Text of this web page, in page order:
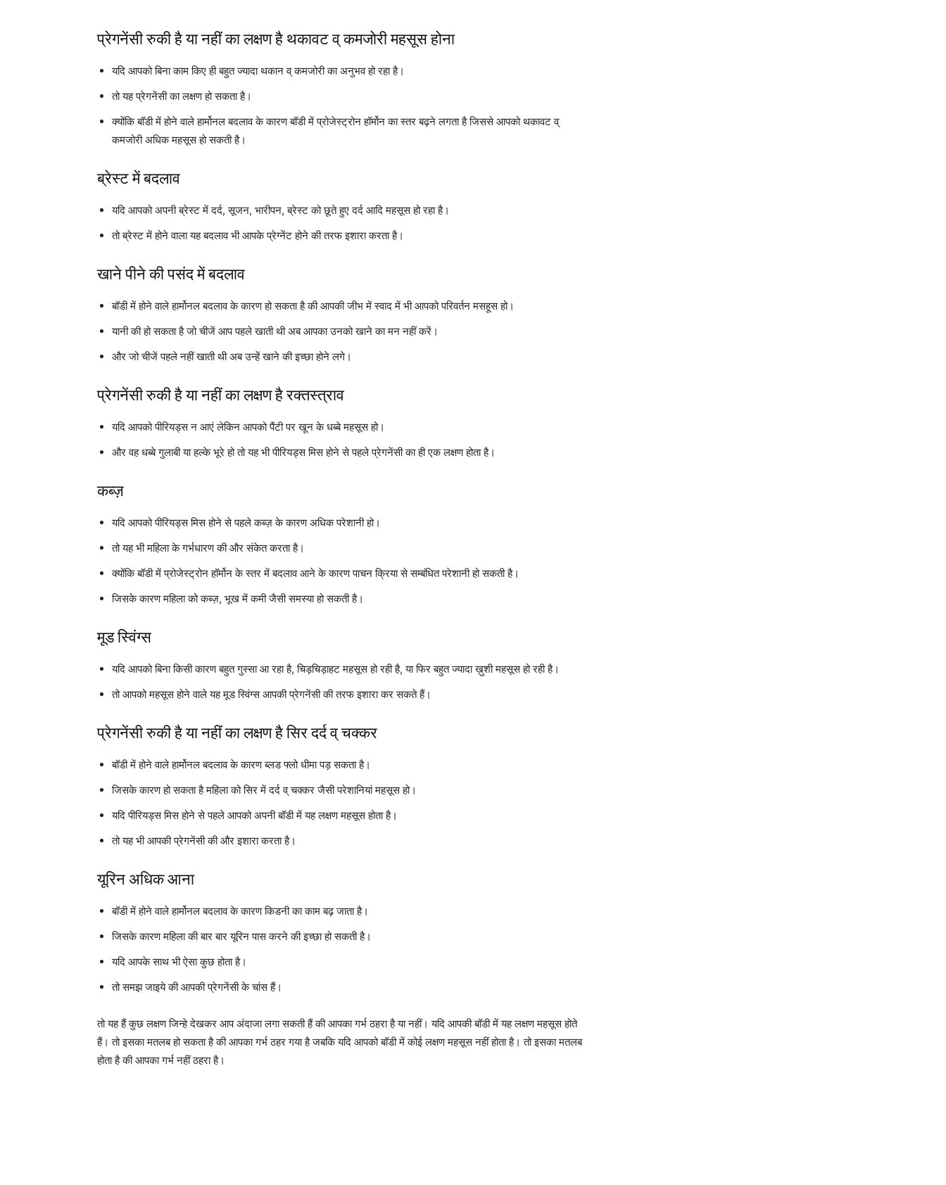
प्रेगनेंसी रुकी है या नहीं का लक्षण है थकावट व् कमजोरी महसूस होना
यदि आपको बिना काम किए ही बहुत ज्यादा थकान व् कमजोरी का अनुभव हो रहा है।
तो यह प्रेगनेंसी का लक्षण हो सकता है।
क्योंकि बॉडी में होने वाले हार्मोनल बदलाव के कारण बॉडी में प्रोजेस्ट्रोन हॉर्मोन का स्तर बढ़ने लगता है जिससे आपको थकावट व्
कमजोरी अधिक महसूस हो सकती है।
ब्रेस्ट में बदलाव
यदि आपको अपनी ब्रेस्ट में दर्द, सूजन, भारीपन, ब्रेस्ट को छूते हुए दर्द आदि महसूस हो रहा है।
तो ब्रेस्ट में होने वाला यह बदलाव भी आपके प्रेग्नेंट होने की तरफ इशारा करता है।
खाने पीने की पसंद में बदलाव
बॉडी में होने वाले हार्मोनल बदलाव के कारण हो सकता है की आपकी जीभ में स्वाद में भी आपको परिवर्तन मसहूस हो।
यानी की हो सकता है जो चीजें आप पहले खाती थी अब आपका उनको खाने का मन नहीं करें।
और जो चीजें पहले नहीं खाती थी अब उन्हें खाने की इच्छा होने लगे।
प्रेगनेंसी रुकी है या नहीं का लक्षण है रक्तस्त्राव
यदि आपको पीरियड्स न आएं लेकिन आपको पैंटी पर खून के धब्बे महसूस हो।
और वह धब्बे गुलाबी या हल्के भूरे हो तो यह भी पीरियड्स मिस होने से पहले प्रेगनेंसी का ही एक लक्षण होता है।
कब्ज़
यदि आपको पीरियड्स मिस होने से पहले कब्ज़ के कारण अधिक परेशानी हो।
तो यह भी महिला के गर्भधारण की और संकेत करता है।
क्योंकि बॉडी में प्रोजेस्ट्रोन हॉर्मोन के स्तर में बदलाव आने के कारण पाचन क्रिया से सम्बंधित परेशानी हो सकती है।
जिसके कारण महिला को कब्ज़, भूख में कमी जैसी समस्या हो सकती है।
मूड स्विंग्स
यदि आपको बिना किसी कारण बहुत गुस्सा आ रहा है, चिड़चिड़ाहट महसूस हो रही है, या फिर बहुत ज्यादा ख़ुशी महसूस हो रही है।
तो आपको महसूस होने वाले यह मूड स्विंग्स आपकी प्रेगनेंसी की तरफ इशारा कर सकते हैं।
प्रेगनेंसी रुकी है या नहीं का लक्षण है सिर दर्द व् चक्कर
बॉडी में होने वाले हार्मोनल बदलाव के कारण ब्लड फ्लो धीमा पड़ सकता है।
जिसके कारण हो सकता है महिला को सिर में दर्द व् चक्कर जैसी परेशानियां महसूस हो।
यदि पीरियड्स मिस होने से पहले आपको अपनी बॉडी में यह लक्षण महसूस होता है।
तो यह भी आपकी प्रेगनेंसी की और इशारा करता है।
यूरिन अधिक आना
बॉडी में होने वाले हार्मोनल बदलाव के कारण किडनी का काम बढ़ जाता है।
जिसके कारण महिला की बार बार यूरिन पास करने की इच्छा हो सकती है।
यदि आपके साथ भी ऐसा कुछ होता है।
तो समझ जाइये की आपकी प्रेगनेंसी के चांस हैं।
तो यह हैं कुछ लक्षण जिन्हे देखकर आप अंदाजा लगा सकती हैं की आपका गर्भ ठहरा है या नहीं। यदि आपकी बॉडी में यह लक्षण महसूस होते
हैं। तो इसका मतलब हो सकता है की आपका गर्भ ठहर गया है जबकि यदि आपको बॉडी में कोई लक्षण महसूस नहीं होता है। तो इसका मतलब
होता है की आपका गर्भ नहीं ठहरा है।